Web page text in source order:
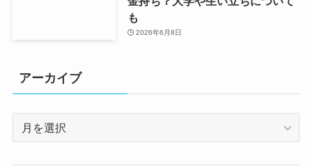
も
2026年6月8日
アーカイブ